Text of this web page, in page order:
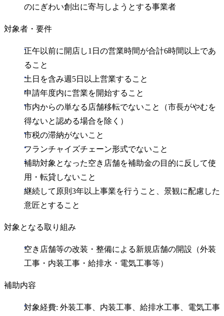
のにぎわい創出に寄与しようとする事業者
対象者・要件
正午以前に開店し1日の営業時間が合計6時間以上であ
ること
土日を含み週5日以上営業すること
申請年度内に営業を開始すること
市内からの単なる店舗移転でないこと（市長がやむを
得ないと認める場合を除く）
市税の滞納がないこと
フランチャイズチェーン形式でないこと
補助対象となった空き店舗を補助金の目的に反して使
用・転貸しないこと
継続して原則3年以上事業を行うこと、景観に配慮した
意匠とすること
対象となる取り組み
空き店舗等の改装・整備による新規店舗の開設（外装
工事・内装工事・給排水・電気工事等）
補助内容
対象経費: 外装工事、内装工事、給排水工事、電気工事